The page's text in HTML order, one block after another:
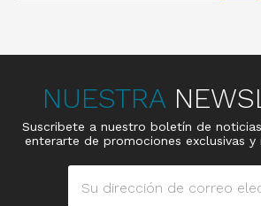
NUESTRA
Suscribete a nuestro boletín de
enterarte de promociones exclusivas